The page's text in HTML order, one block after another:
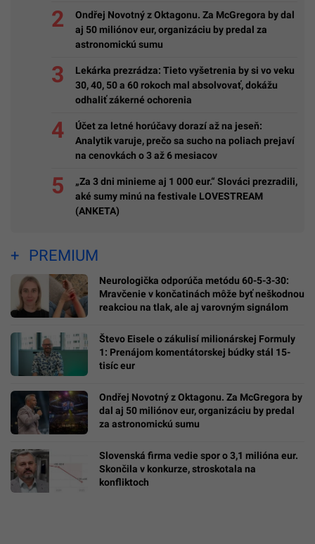
Ondřej Novotný z Oktagonu. Za McGregora by dal
aj 50 miliónov eur, organizáciu by predal za
astronomickú sumu
Lekárka prezrádza: Tieto vyšetrenia by si vo veku
30, 40, 50 a 60 rokoch mal absolvovať, dokážu
odhaliť zákerné ochorenia
Účet za letné horúčavy dorazí až na jeseň:
Analytik varuje, prečo sa sucho na poliach prejaví
na cenovkách o 3 až 6 mesiacov
„Za 3 dni minieme aj 1 000 eur.“ Slováci prezradili,
aké sumy minú na festivale LOVESTREAM
(ANKETA)
PREMIUM
Neurologička odporúča metódu 60-5-3-30:
Mravčenie v končatinách môže byť neškodnou
reakciou na tlak, ale aj varovným signálom
Števo Eisele o zákulisí milionárskej Formuly
1: Prenájom komentátorskej búdky stál 15-
tisíc eur
Ondřej Novotný z Oktagonu. Za McGregora by
dal aj 50 miliónov eur, organizáciu by predal
za astronomickú sumu
Slovenská firma vedie spor o 3,1 milióna eur.
Skončila v konkurze, stroskotala na
konfliktoch